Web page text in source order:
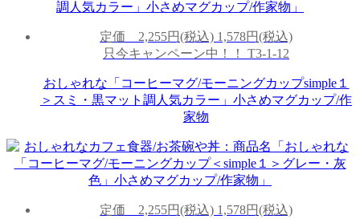
定価 2,255円(税込) 1,578円(税込)
只今キャンペーン中！！ T3-1-12
おしゃれな「コーヒーマグ/モーニングカップsimple１
＞スミ・黒マット調人気カラー」小さめマグカップ/作
家物
定価 2,255円(税込) 1,578円(税込)